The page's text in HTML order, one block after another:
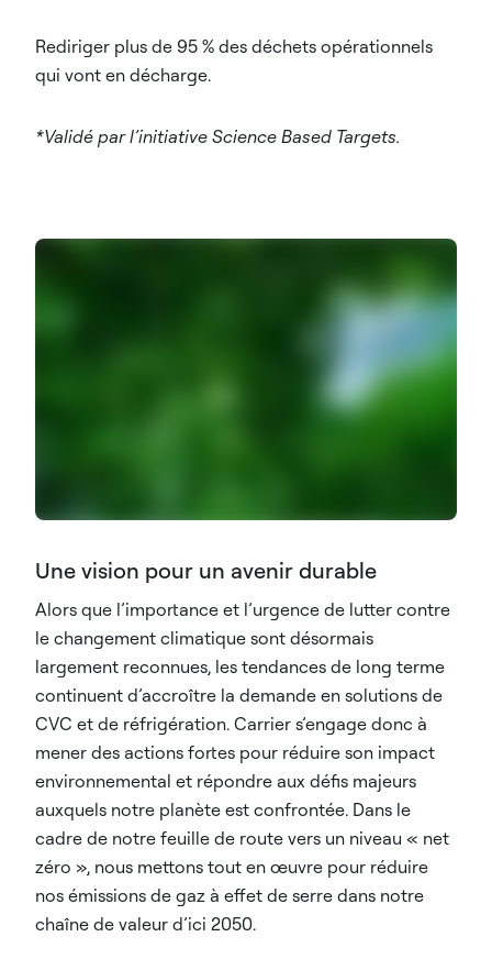
Rediriger plus de 95 % des déchets opérationnels
qui vont en décharge.
*Validé par l’initiative Science Based Targets.
Une vision pour un avenir durable
Alors que l’importance et l’urgence de lutter contre
le changement climatique sont désormais
largement reconnues, les tendances de long terme
continuent d’accroître la demande en solutions de
CVC et de réfrigération. Carrier s’engage donc à
mener des actions fortes pour réduire son impact
environnemental et répondre aux défis majeurs
auxquels notre planète est confrontée. Dans le
cadre de notre feuille de route vers un niveau « net
zéro », nous mettons tout en œuvre pour réduire
nos émissions de gaz à effet de serre dans notre
chaîne de valeur d’ici 2050.